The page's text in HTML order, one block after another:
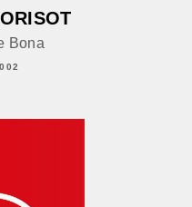
Bona